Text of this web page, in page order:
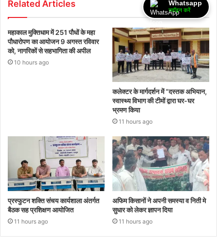
Related Articles
महाकाल मुक्तिधाम में 251 पौधों के महा
पौधारोपण का आयोजन 9 अगस्त रविवार
को, नागरिकों से सहभागिता की अपील
10 hours ago
कलेक्टर के मार्गदर्शन में “दस्तक अभियान,‌
स्वास्थ्य विभाग की टीमों द्वारा घर-घर
भ्रमण किया
11 hours ago
प्रस्फुटन शक्ति संचय कार्यशाला अंतर्गत
बैठक सह प्रशिक्षण आयोजित
11 hours ago
अफिम किसानों ने अपनी समस्या व निती मे
सुधार को लेकर ज्ञापन दिया
11 hours ago
Whatsapp
ज्वॉइन करें